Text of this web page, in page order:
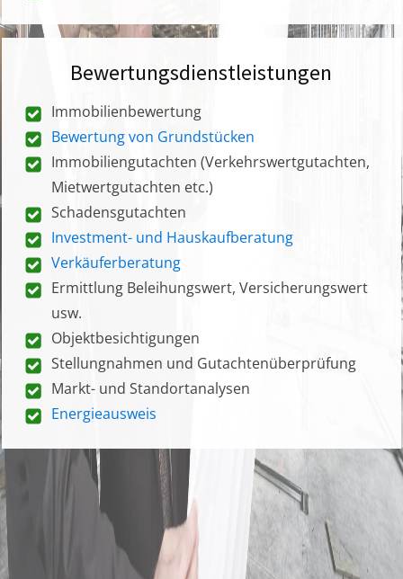
Bewertungsdienstleistungen
Immobilienbewertung
Bewertung von Grundstücken
Immobiliengutachten (Verkehrswertgutachten,
Mietwertgutachten etc.)
Schadensgutachten
Investment- und Hauskaufberatung
Verkäuferberatung
Ermittlung Beleihungswert, Versicherungswert
usw.
Objektbesichtigungen
Stellungnahmen und Gutachtenüberprüfung
Markt- und Standortanalysen
Energieausweis